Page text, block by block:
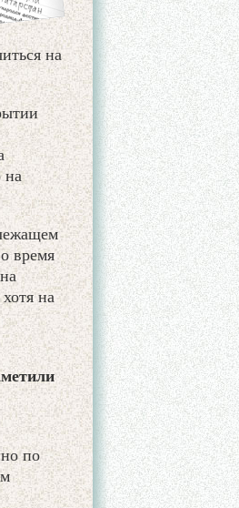
на
на
время
на
по